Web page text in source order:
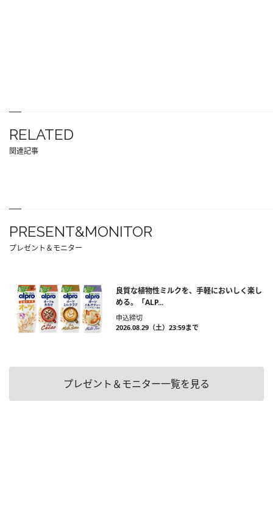
RELATED
関連記事
PRESENT&MONITOR
プレゼント＆モニター
良質な植物性ミルクを、手軽においしく楽し
める。「ALP...
申込締切
2026.08.29（土）23:59まで
プレゼント＆モニター一覧を見る